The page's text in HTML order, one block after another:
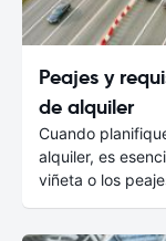
Peajes y
de alquiler
Cuando
alquiler, es
viñeta o los